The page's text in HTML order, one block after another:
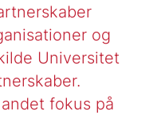
og
Universitet
fokus på